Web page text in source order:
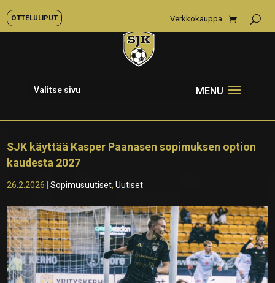
OTTELULIPUT Verkkokauppa
Valitse sivu
SJK käyttää Kasper Paanasen sopimuksen option
kaudesta 2027
26.2.2026 |Sopimusuutiset,Uutiset